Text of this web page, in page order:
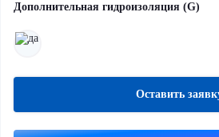
Дополнительная гидроизоляция (G)
Оставить